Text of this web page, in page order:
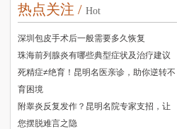
热点关注 / Hot
深圳包皮手术后一般需要多久恢复
珠海前列腺炎有哪些典型症状及治疗建议
死精症≠绝育！昆明名医亲诊，助你逆转不
育困境
附睾炎反复发作？昆明名院专家支招，让
您摆脱难言之隐